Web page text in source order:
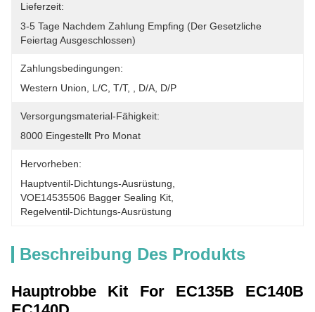
Lieferzeit:
3-5 Tage Nachdem Zahlung Empfing (der Gesetzliche
Feiertag Ausgeschlossen)
Zahlungsbedingungen:
Western Union, L/C, T/T, , D/A, D/P
Versorgungsmaterial-Fähigkeit:
8000 Eingestellt Pro Monat
Hervorheben:
Hauptventil-Dichtungs-Ausrüstung
VOE14535506 Bagger Sealing Kit
Regelventil-Dichtungs-Ausrüstung
Beschreibung Des Produkts
Hauptrobbe Kit For EC135B EC140B